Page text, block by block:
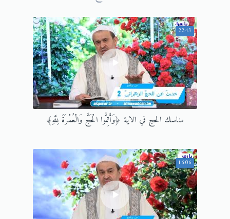
22:43
مناسك الحج في الاية ﴿وَأَتِمُّوا الْحَجَّ وَالْعُمْرَةَ لِلَّهِ﴾
16:06